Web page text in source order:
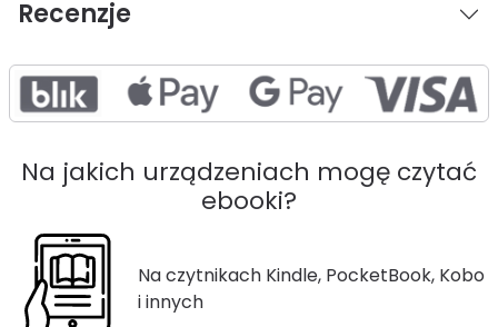
Recenzje
Na jakich urządzeniach mogę czytać
ebooki?
Na czytnikach Kindle, PocketBook, Kobo
i innych